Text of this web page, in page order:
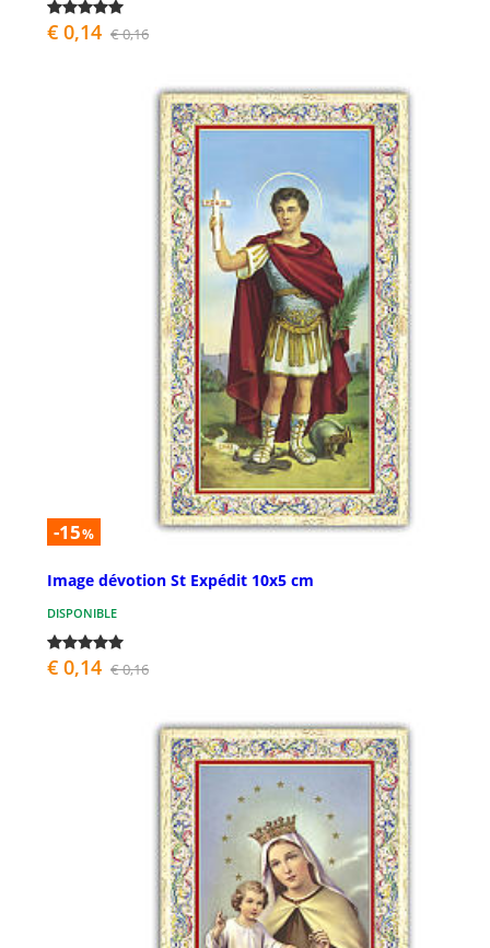
€ 0,14 € 0,16
-15%
Image dévotion St Expédit 10x5 cm
DISPONIBLE
€ 0,14 € 0,16